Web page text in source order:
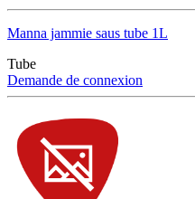
Manna jammie saus tube 1L
Tube
Demande de connexion